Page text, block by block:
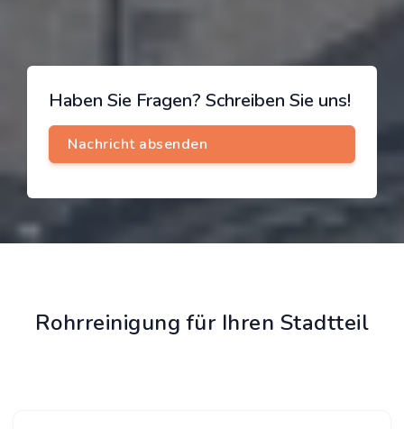
Haben Sie Fragen? Schreiben Sie uns!
Rohrreinigung für Ihren Stadtteil